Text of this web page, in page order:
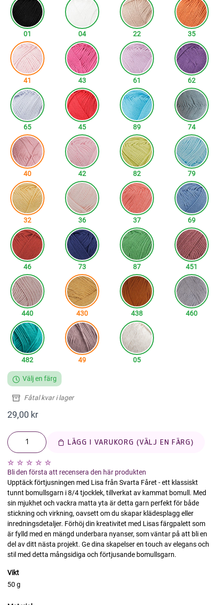
01 04 22 35
41 43 61 62
65 45 89 74
40 42 82 79
32 36 37 69
46 73 87 451
440 430 438 460
482 49 05
Välj en färg
Fåtal kvar i lager
29,00 kr
LÄGG I VARUKORG (VÄLJ EN FÄRG)
Bli den första att recensera den här produkten
Upptäck förtjusningen med Lisa från Svarta Fåret - ett klassiskt
tunnt bomullsgarn i 8/4 tjocklek, tillverkat av kammat bomull. Med
sin mjukhet och vackra matta yta är detta garn perfekt för både
stickning och virkning, oavsett om du skapar klädesplagg eller
inredningsdetaljer. Förhöj din kreativitet med Lisas färgpalett som
är fylld med en mängd underbara nyanser, som väntar på att bli en
del av ditt nästa projekt. Ge dina skapelser en touch av elegans och
stil med detta mångsidiga och förtjusande bomullsgarn.
Vikt
50 g